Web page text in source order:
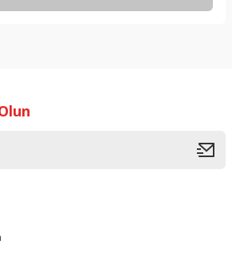
bozuk veya görüntülenemiyor.